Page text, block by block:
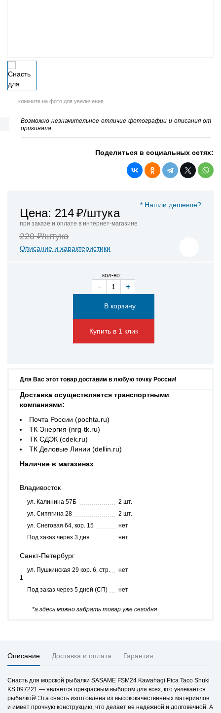
кликните на фото для увеличения
Возможно незначительное отличие фотографии и описания от
оригинала.
Поделиться в социальных сетях:
* Нашли дешевле?
Цена: 214₽/штука
при заказе и оплате в интернет-магазине
220 ₽/штука
Описание и характеристики
кол-во:
- +
Купить в 1 клик
Для Вас этот товар доставим в любую точку России!
Доставка осуществляется транспортными
компаниями:
Почта России (pochta.ru)
ТК Энергия (nrg-tk.ru)
ТК СДЭК (cdek.ru)
ТК Деловые Линии (dellin.ru)
Наличие в магазинах
Владивосток
ул. Калинина 57Б
2 шт.
ул. Сипягина 28
2 шт.
ул. Снеговая 64, кор. 15
нет
Под заказ через 3 дня
нет
Санкт-Петербург
ул. Пушкинская 29 кор. 6, стр.
1
нет
Под заказ через 5 дней (СП) нет
*а здесь можно забрать товар уже сегодня
Описание Доставка и оплата Гарантия
Снасть для морской рыбалки SASAME FSM24 Kawahagi Pica Taco Shuki
KS 097221 — является прекрасным выбором для всех, кто увлекается
рыбалкой! Эта снасть изготовлена из высококачественных материалов
и имеет прочную конструкцию, что делает ее надежной и долговечной. А